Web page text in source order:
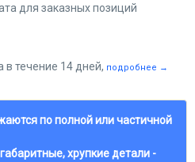
для заказных позиций
течение 14 дней, подробнее →
по полной или частичной
хрупкие детали -